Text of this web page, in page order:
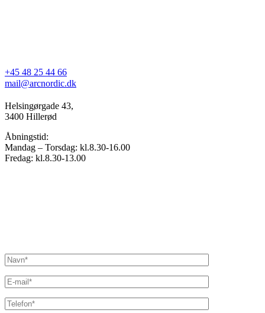
+45 48 25 44 66
mail@arcnordic.dk
Helsingørgade 43,
3400 Hillerød
Åbningstid:
Mandag – Torsdag: kl.8.30-16.00
Fredag: kl.8.30-13.00